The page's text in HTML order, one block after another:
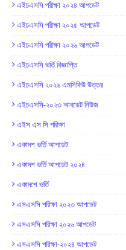
এইচএসসি পরীক্ষা ২০২৪ আপডেট
এইচএসসি পরীক্ষা ২০২৫ আপডেট
এইচএসসি পরীক্ষা ২০২৬ আপডেট
এইচএসসি ভর্তি বিজ্ঞাপ্তি
এইচএসসি ২০২৬ এমসিকিউ উত্তর
এইচএসসি-২০২৩ আবডেট নিউজ
এইস এস সি পরিক্ষা
একাদশ ভর্তি আপডেট
একাদশ ভর্তি আপডেট ২০২৪
একাদশে ভর্তি
এসএসসি পরিক্ষা ২০২৩ আপডেট
এসএসসি পরিক্ষা ২০২৬ আপডেট
এসএসসি পরিক্ষা-২০২৪ আপডেট